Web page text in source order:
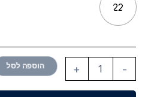
22
-
+ הוספה לסל